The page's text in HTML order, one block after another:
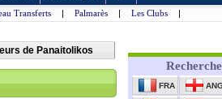
Transferts | Palmarès | Les Clubs |
de Panaitolikos